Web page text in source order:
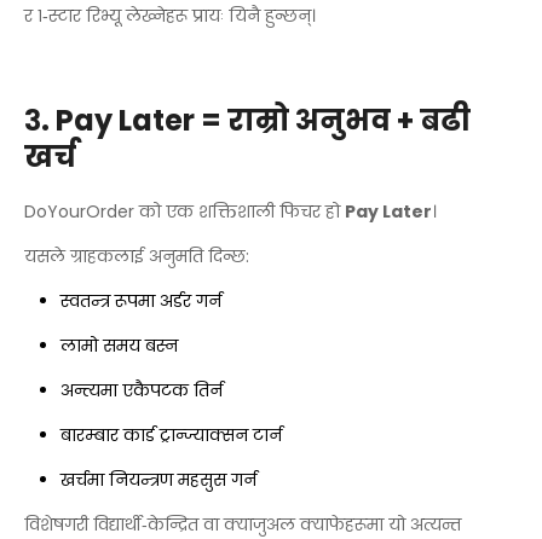
र १‑स्टार रिभ्यू लेख्नेहरू प्रायः यिनै हुन्छन्।
३. Pay Later = राम्रो अनुभव + बढी
खर्च
DoYourOrder को एक शक्तिशाली फिचर हो Pay Later।
यसले ग्राहकलाई अनुमति दिन्छ:
स्वतन्त्र रूपमा अर्डर गर्न
लामो समय बस्न
अन्त्यमा एकैपटक तिर्न
बारम्बार कार्ड ट्रान्ज्याक्सन टार्न
खर्चमा नियन्त्रण महसुस गर्न
विशेषगरी विद्यार्थी‑केन्द्रित वा क्याजुअल क्याफेहरूमा यो अत्यन्त